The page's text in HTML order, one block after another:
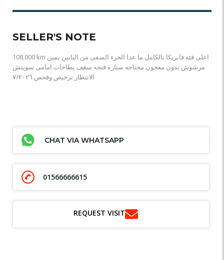
SELLER'S NOTE
108,000 km اعلى فئه فابريكا بالكامل ما عدا الجزء السفى من البابين يمين
مرشوش بدون معجون محتاجه ستاره فتحه سقف بطاحات امامى سويتش
الانتظار ترخيص وفحص ٧/٢٠٢٦
CHAT VIA WHATSAPP
01566666615
REQUEST VISIT